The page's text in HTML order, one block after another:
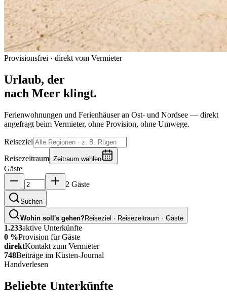
Provisionsfrei · direkt vom Vermieter
Urlaub, der
nach Meer klingt.
Ferienwohnungen und Ferienhäuser an Ost- und Nordsee — direkt
angefragt beim Vermieter, ohne Provision, ohne Umwege.
Reiseziel
Reisezeitraum Zeitraum wählen
Gäste
2 Gäste
Suchen
Wohin soll's gehen?Reiseziel · Reisezeitraum · Gäste
1.233aktive Unterkünfte
0 %Provision für Gäste
direktKontakt zum Vermieter
748Beiträge im Küsten-Journal
Handverlesen
Beliebte Unterkünfte